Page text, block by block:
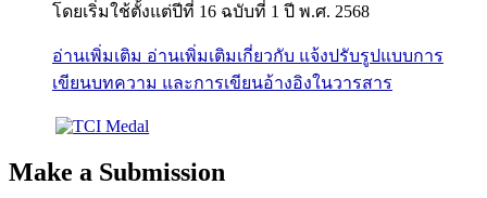
โดยเริ่มใช้ตั้งแต่ปีที่ 16 ฉบับที่ 1 ปี พ.ศ. 2568
อ่านเพิ่มเติม อ่านเพิ่มเติมเกี่ยวกับ แจ้งปรับรูปแบบการ
เขียนบทความ และการเขียนอ้างอิงในวารสาร
Make a Submission